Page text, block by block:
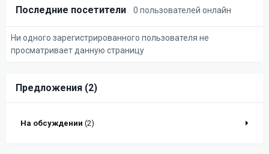
Последние посетители 0 пользователей онлайн
Ни одного зарегистрированного пользователя не
просматривает данную страницу
Предложения (2)
На обсуждении (2)